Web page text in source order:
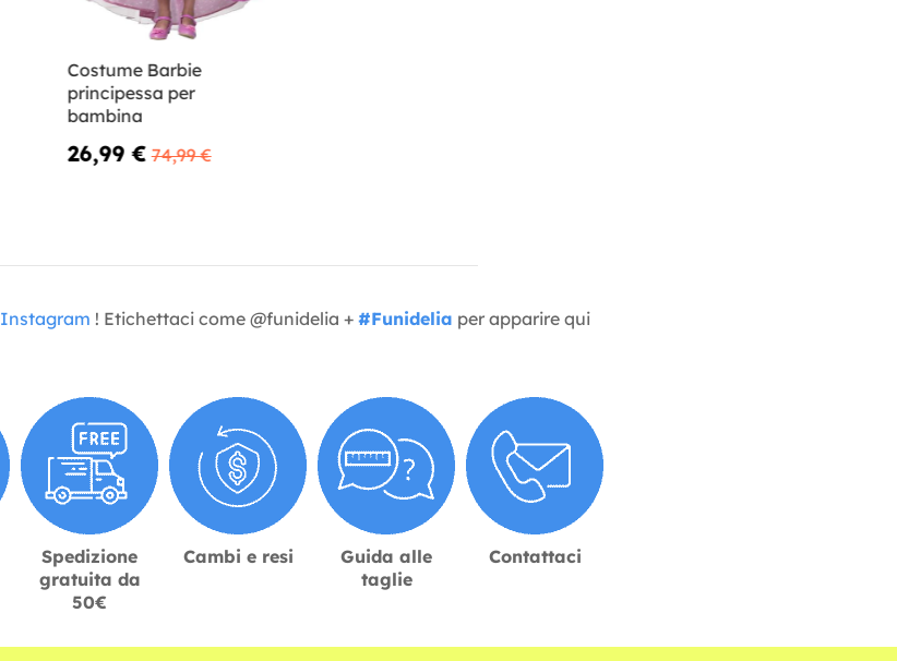
Costume Barbie
principessa per
bambina
26,99 € 74,99 €
Instagram ! Etichettaci come @funidelia + #Funidelia per apparire qui
Spedizione
gratuita da
50€
Cambi e resi
Guida alle
taglie
Contattaci